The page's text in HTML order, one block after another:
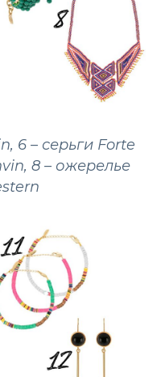
6 – серьги Forte
8 – ожерелье